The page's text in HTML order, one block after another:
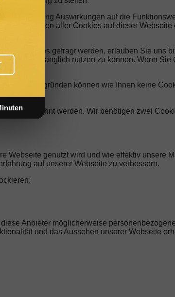
Ablehnung Auswirkungen auf die
Blockieren aller Cookies auf dieser Webseite
Cookies gefragt werden, erlauben Sie uns
vollumfänglich nutzen zu können. Wenn Sie
können wie Ihnen keine
abgelehnt werden. Wir benötigen zwei
Webseite genutzt wird und wie effektiv unsere
auf unserer Webseite zu verbessern.
Anbieter möglicherweise
und das Aussehen unserer Webseite